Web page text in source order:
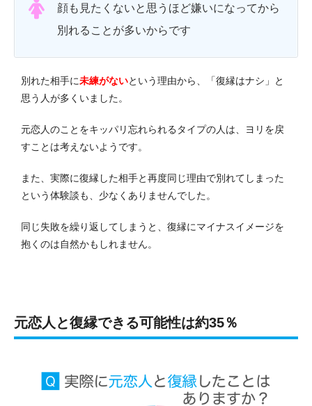
顔も見たくないと思うほど嫌いになってから
別れることが多いからです
別れた相手に未練がないという理由から、「復縁はナシ」と
思う人が多くいました。
元恋人のことをキッパリ忘れられるタイプの人は、ヨリを戻
すことは考えないようです。
また、実際に復縁した相手と再度同じ理由で別れてしまった
という体験談も、少なくありませんでした。
同じ失敗を繰り返してしまうと、復縁にマイナスイメージを
抱くのは自然かもしれません。
元恋人と復縁できる可能性は約35％